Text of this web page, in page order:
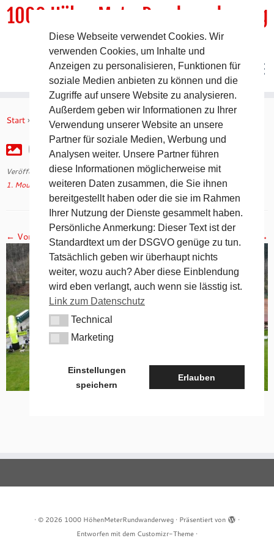
Inhalt
1000 HöhenMeterRundwanderweg
DER Rundwanderweg um Pommelsbrunn
Start » 1. Mountainman in Pommelsbrunn » created by dji camera
created by dji camera
Veröffentlicht am4. Dezember 2022mit den Abmessungen 2560 × 1439
1. Mountainman in Pommelsbrunn.
← Vorheriges Nächstes →
· © 2026 1000 HöhenMeterRundwanderweg · Präsentiert von
·
Entworfen mit dem Customizr-Theme ·
Diese Webseite verwendet Cookies. Wir
verwenden Cookies, um Inhalte und
Anzeigen zu personalisieren, Funktionen für
soziale Medien anbieten zu können und die
Zugriffe auf unsere Website zu analysieren.
Außerdem geben wir Informationen zu Ihrer
Verwendung unserer Website an unsere
Partner für soziale Medien, Werbung und
Analysen weiter. Unsere Partner führen
diese Informationen möglicherweise mit
weiteren Daten zusammen, die Sie ihnen
bereitgestellt haben oder die sie im Rahmen
Ihrer Nutzung der Dienste gesammelt haben.
Persönliche Anmerkung: Dieser Text ist der
Standardtext um der DSGVO genüge zu tun.
Tatsächlich geben wir überhaupt nichts
weiter, wozu auch? Aber diese Einblendung
wird eben verlangt, auch wenn sie lässtig ist.
Link zum Datenschutz
TechnicalTechnical
MarketingMarketing
Einstellungen
speichern
Erlauben